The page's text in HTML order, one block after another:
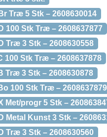
Træ 5 Stk – 2608630014
100 Stk Træ – 2608637877
Træ 3 Stk – 2608630558
100 Stk Træ – 2608637878
Træ 3 Stk – 2608630878
100 Stk Træ – 2608637879
Met/progr 5 Stk –
Metal Kunst 3 Stk –
Træ 3 Stk – 2608630560